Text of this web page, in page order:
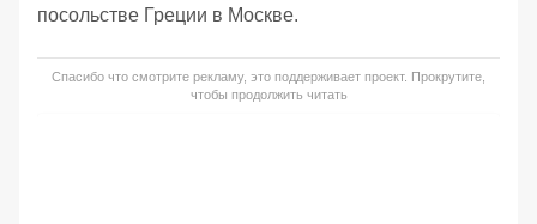
посольстве Греции в Москве.
Спасибо что смотрите рекламу, это поддерживает проект. Прокрутите,
чтобы продолжить читать